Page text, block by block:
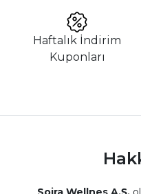
Haftalık İndirim
Kuponları